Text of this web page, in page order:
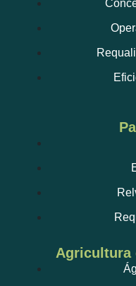
Agricultura